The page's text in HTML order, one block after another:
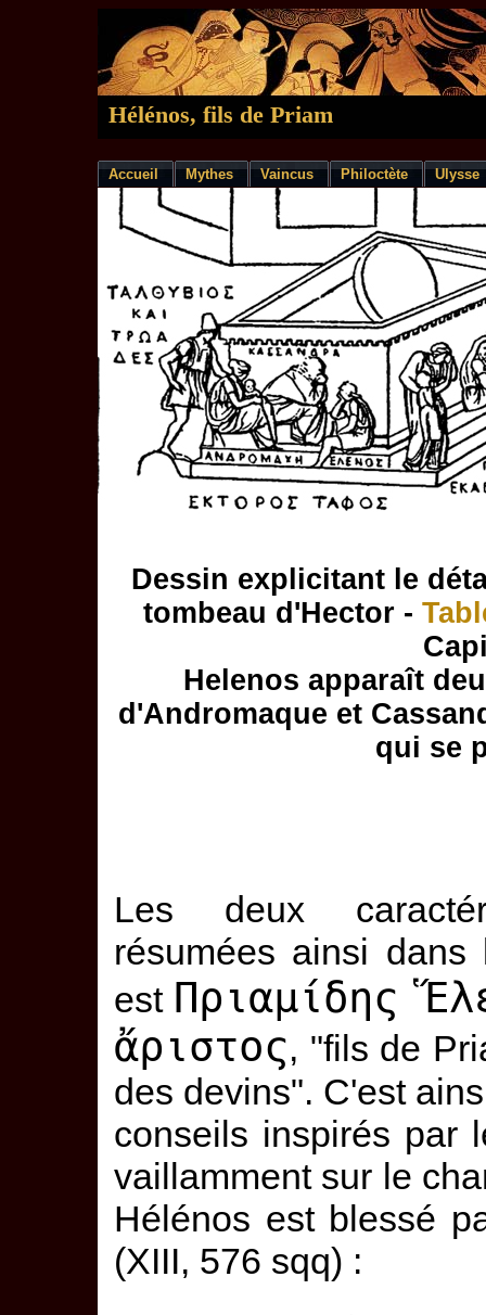
Hélénos, fils de Priam
Accueil Mythes Vaincus Philoctète Ulysse
Dessin explicitant le
tombeau d'Hector -
Helenos apparaît
d'Andromaque et
qui se
Les deux
résumées ainsi dans
est Πριαμίδης
ἄριστος, "fils de
des devins". C'est
conseils inspirés par
vaillamment sur le
Hélénos est blessé
(XIII, 576 sqq) :